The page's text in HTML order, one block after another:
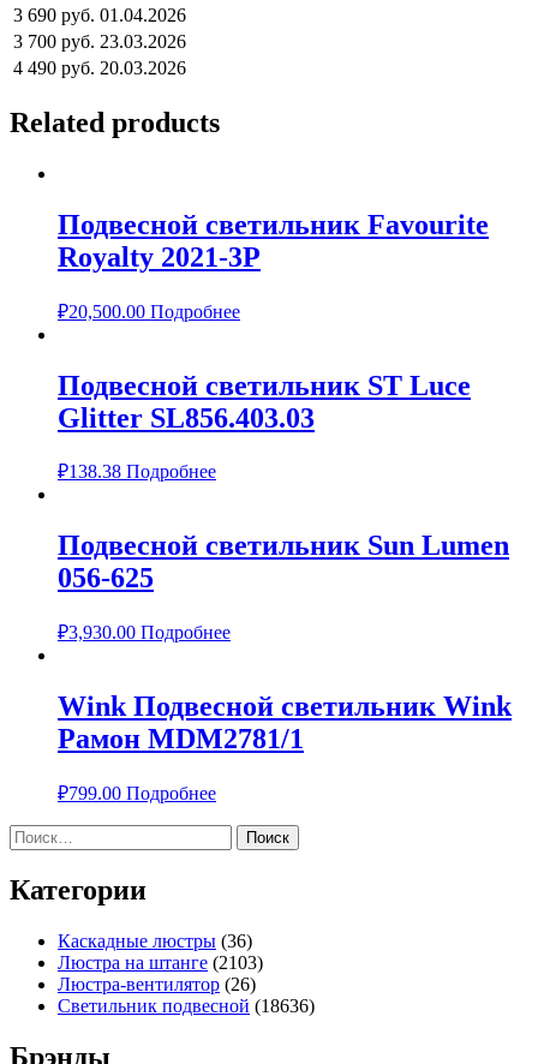
3 690 руб. 01.04.2026
3 700 руб. 23.03.2026
4 490 руб. 20.03.2026
Related products
Подвесной светильник Favourite
Royalty 2021-3P
₽20,500.00 Подробнее
Подвесной светильник ST Luce
Glitter SL856.403.03
₽138.38 Подробнее
Подвесной светильник Sun Lumen
056-625
₽3,930.00 Подробнее
Wink Подвесной светильник Wink
Рамон MDM2781/1
₽799.00 Подробнее
Найти:
Категории
Каскадные люстры (36)
Люстра на штанге (2103)
Люстра-вентилятор (26)
Светильник подвесной (18636)
Брэнды